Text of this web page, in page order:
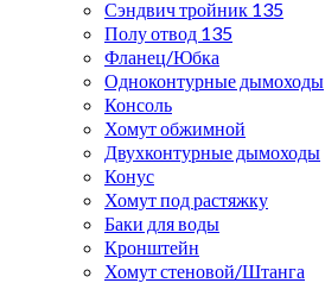
Сэндвич тройник 135
Полу отвод 135
Фланец/Юбка
Одноконтурные дымоходы
Консоль
Хомут обжимной
Двухконтурные дымоходы
Конус
Хомут под растяжку
Баки для воды
Кронштейн
Хомут стеновой/Штанга